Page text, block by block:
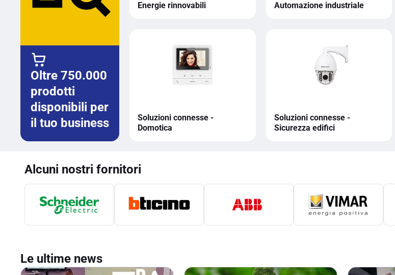
Oltre 750.000
prodotti
disponibili per
il tuo business
Energie rinnovabili Automazione industriale
Soluzioni connesse -
Domotica
Soluzioni connesse -
Sicurezza edifici
Alcuni nostri fornitori
Le ultime news